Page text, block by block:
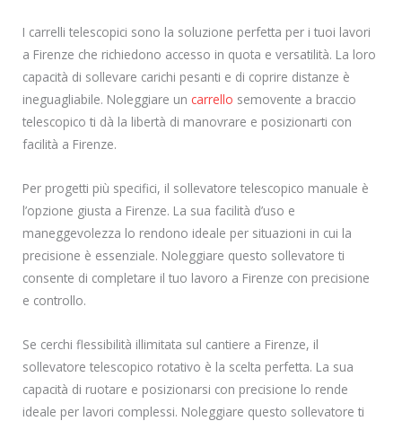
I carrelli telescopici sono la soluzione perfetta per i tuoi lavori
a Firenze che richiedono accesso in quota e versatilità. La loro
capacità di sollevare carichi pesanti e di coprire distanze è
ineguagliabile. Noleggiare un carrello semovente a braccio
telescopico ti dà la libertà di manovrare e posizionarti con
facilità a Firenze.
Per progetti più specifici, il sollevatore telescopico manuale è
l’opzione giusta a Firenze. La sua facilità d’uso e
maneggevolezza lo rendono ideale per situazioni in cui la
precisione è essenziale. Noleggiare questo sollevatore ti
consente di completare il tuo lavoro a Firenze con precisione
e controllo.
Se cerchi flessibilità illimitata sul cantiere a Firenze, il
sollevatore telescopico rotativo è la scelta perfetta. La sua
capacità di ruotare e posizionarsi con precisione lo rende
ideale per lavori complessi. Noleggiare questo sollevatore ti